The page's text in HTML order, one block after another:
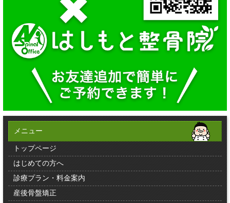
メニュー
トップページ
はじめての方へ
診療プラン・料金案内
産後骨盤矯正